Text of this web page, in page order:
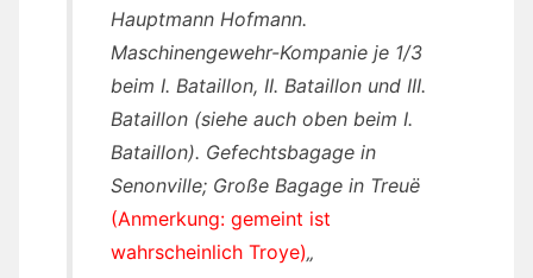
Hauptmann Hofmann.
Maschinengewehr-Kompanie je 1/3
beim I. Bataillon, II. Bataillon und III.
Bataillon (siehe auch oben beim I.
Bataillon). Gefechtsbagage in
Senonville; Große Bagage in Treuë
(Anmerkung: gemeint ist
wahrscheinlich Troye)„